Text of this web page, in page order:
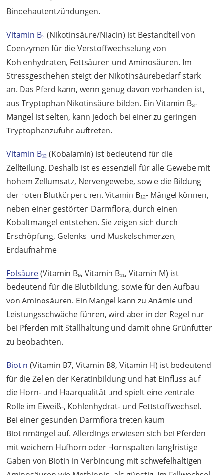
Bindehautentzündungen.
Vitamin B3 (Nikotinsäure/Niacin) ist Bestandteil von
Coenzymen für die Verstoffwechselung von
Kohlenhydraten, Fettsäuren und Aminosäuren. Im
Stressgeschehen steigt der Nikotinsäurebedarf stark
an. Das Pferd kann, wenn genug davon vorhanden ist,
aus Tryptophan Nikotinsäure bilden. Ein Vitamin B₃-
Mangel ist selten, kann jedoch bei einer zu geringen
Tryptophanzufuhr auftreten.
Vitamin B₁₂(Kobalamin) ist bedeutend für die
Zellteilung. Deshalb ist es essenziell für alle Gewebe mit
hohem Zellumsatz, Nervengewebe, sowie die Bildung
der roten Blutkörperchen. Vitamin B₁₂- Mängel können,
neben einer gestörten Darmflora, durch einen
Kobaltmangel entstehen. Sie zeigen sich durch
Erschöpfung, Gelenks- und Muskelschmerzen,
Erdaufnahme
Folsäure(Vitamin B₉, Vitamin B₁₁, Vitamin M) ist
bedeutend für die Blutbildung, sowie für den Aufbau
von Aminosäuren. Ein Mangel kann zu Anämie und
Leistungsschwäche führen, wird aber in der Regel nur
bei Pferden mit Stallhaltung und damit ohne Grünfutter
zu beobachten.
Biotin (Vitamin B7, Vitamin B8, Vitamin H) ist bedeutend
für die Zellen der Keratinbildung und hat Einfluss auf
die Horn- und Haarqualität und spielt eine zentrale
Rolle im Eiweiß-, Kohlenhydrat- und Fettstoffwechsel.
Bei einer gesunden Darmflora treten kaum
Biotinmängel auf. Allerdings erwiesen sich bei Pferden
mit weichem Hufhorn oder Hornspalten langfristige
Gaben von Biotin in Verbindung mit schwefelhaltigen